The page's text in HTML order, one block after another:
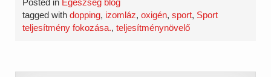
készitmények, nem
betegségeket kezelnek!
Fogyasztásuk nem
tagged withdopping, izomláz,oxigén,sport, Sport
teljesítmény fokozása.,teljesítménynövelő